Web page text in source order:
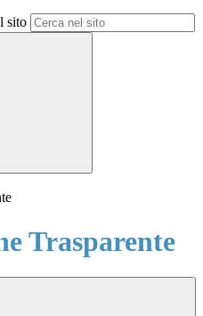
sito
Trasparente